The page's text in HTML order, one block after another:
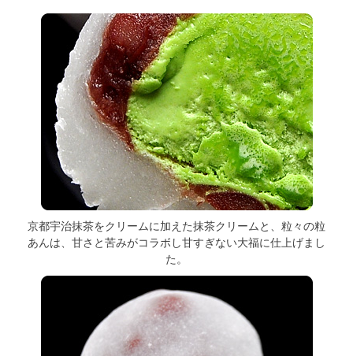
京都宇治抹茶をクリームに加えた抹茶クリームと、粒々の粒
あんは、甘さと苦みがコラボし甘すぎない大福に仕上げまし
た。